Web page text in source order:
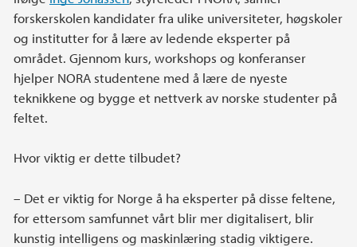
forskerskolen kandidater fra ulike universiteter, høgskoler
og institutter for å lære av ledende eksperter på
området. Gjennom kurs, workshops og konferanser
hjelper NORA studentene med å lære de nyeste
teknikkene og bygge et nettverk av norske studenter på
feltet.
Hvor viktig er dette tilbudet?
– Det er viktig for Norge å ha eksperter på disse feltene,
for ettersom samfunnet vårt blir mer digitalisert, blir
kunstig intelligens og maskinlæring stadig viktigere.